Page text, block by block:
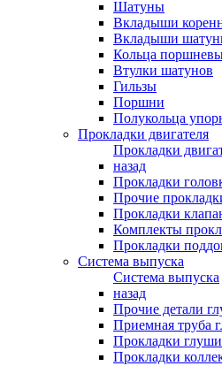
Шатуны
Вкладыши
Вкладыши
Кольца
Втулки шатунов
Гильзы
Поршни
Полукольца
Прокладки двигателя
Прокладки
назад
Прокладки
Прочие
Прокладки
Комплекты
Прокладки
Система выпуска
Система выпуска
назад
Прочие детали
Приемная труба
Прокладки
Прокладки